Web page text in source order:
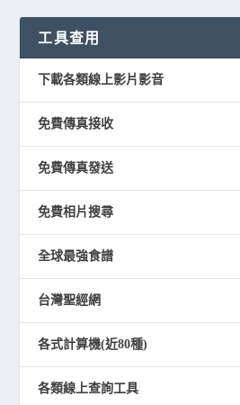
工具查用
下載各類線上影片影音
免費傳真接收
免費傳真發送
免費相片搜尋
全球最強食譜
台灣聖經網
各式計算機(近80種)
各類線上查詢工具